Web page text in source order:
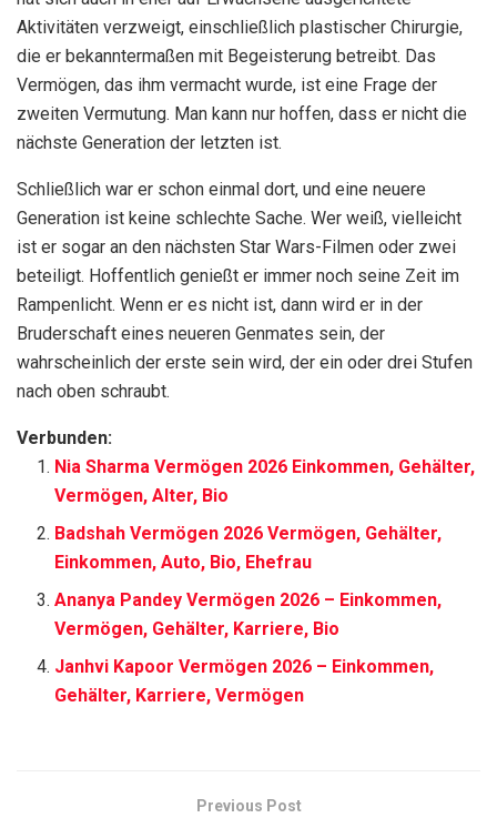
Aktivitäten verzweigt, einschließlich plastischer Chirurgie,
die er bekanntermaßen mit Begeisterung betreibt. Das
Vermögen, das ihm vermacht wurde, ist eine Frage der
zweiten Vermutung. Man kann nur hoffen, dass er nicht die
nächste Generation der letzten ist.
Schließlich war er schon einmal dort, und eine neuere
Generation ist keine schlechte Sache. Wer weiß, vielleicht
ist er sogar an den nächsten Star Wars-Filmen oder zwei
beteiligt. Hoffentlich genießt er immer noch seine Zeit im
Rampenlicht. Wenn er es nicht ist, dann wird er in der
Bruderschaft eines neueren Genmates sein, der
wahrscheinlich der erste sein wird, der ein oder drei Stufen
nach oben schraubt.
Verbunden:
Nia Sharma Vermögen 2026 Einkommen, Gehälter,
Vermögen, Alter, Bio
Badshah Vermögen 2026 Vermögen, Gehälter,
Einkommen, Auto, Bio, Ehefrau
Ananya Pandey Vermögen 2026 – Einkommen,
Vermögen, Gehälter, Karriere, Bio
Janhvi Kapoor Vermögen 2026 – Einkommen,
Gehälter, Karriere, Vermögen
Previous Post